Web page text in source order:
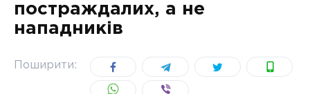
УКРАЇНА
постраждалих, а не
нападників
Поширити: